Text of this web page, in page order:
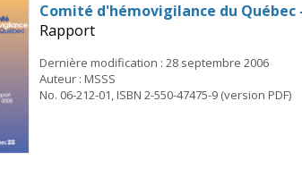
Comité d'hémovigilance du Québec
Rapport
Dernière modification : 28 septembre 2006
Auteur : MSSS
No. 06-212-01, ISBN 2-550-47475-9 (version PDF)